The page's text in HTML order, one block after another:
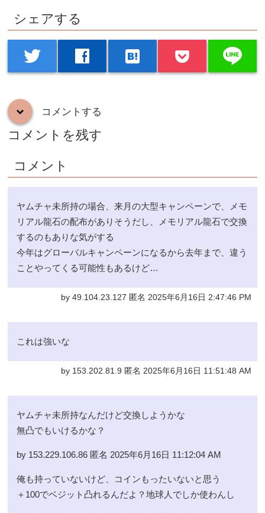
シェアする
twitter facebook hatenabookmark line
down コメントする
コメントを残す
コメント
ヤムチャ未所持の場合、来月の大型キャンペーンで、メモ
リアル龍石の配布がありそうだし、メモリアル龍石で交換
するのもありな気がする
今年はグローバルキャンペーンになるから去年まで、違う
ことやってくる可能性もあるけど…
by 49.104.23.127 匿名 2025年6月16日 2:47:46 PM
これは強いな
by 153.202.81.9 匿名 2025年6月16日 11:51:48 AM
ヤムチャ未所持なんだけど交換しようかな
無凸でもいけるかな？
by 153.229.106.86 匿名 2025年6月16日 11:12:04 AM
俺も持っていないけど、コインもったいないと思う
＋100でベジット凸れるんだよ？地球人でしか使わんし